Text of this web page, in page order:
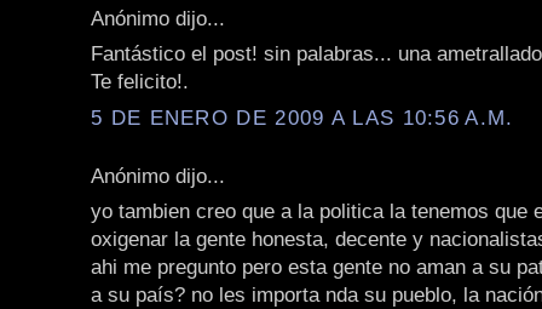
Anónimo dijo...
Fantástico el post! sin palabras... una
Te felicito!.
5 DE ENERO DE 2009 A LAS 10:56 A.M.
Anónimo dijo...
yo tambien creo que a la politica la tenemos que
oxigenar la gente honesta, decente y
ahi me pregunto pero esta gente no aman a su
a su país? no les importa nda su pueblo, la